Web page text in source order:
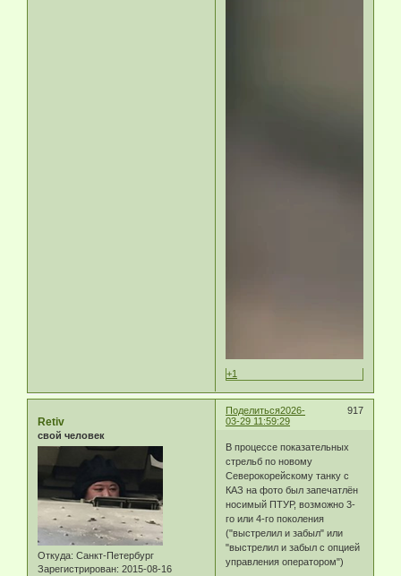
+1
Поделиться 917
2026-
03-29 11:59:29
Retiv
свой человек
Откуда: Санкт-Петербург
Зарегистрирован: 2015-08-16
В процессе показательных
стрельб по новому
Северокорейскому танку с
КАЗ на фото был запечатлён
носимый ПТУР, возможно 3-
го или 4-го поколения
("выстрелил и забыл" или
"выстрелил и забыл с опцией
управления оператором")